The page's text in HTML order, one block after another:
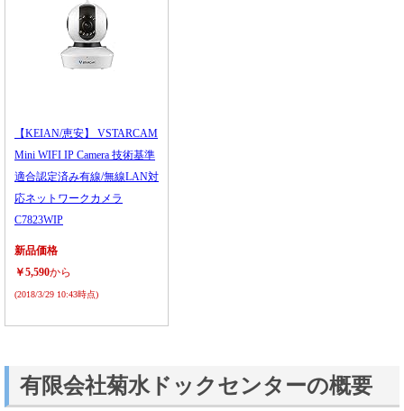
【KEIAN/恵安】 VSTARCAM
Mini WIFI IP Camera 技術基準
適合認定済み有線/無線LAN対
応ネットワークカメラ
C7823WIP
新品価格
￥5,590から
(2018/3/29 10:43時点)
有限会社菊水ドックセンターの概要